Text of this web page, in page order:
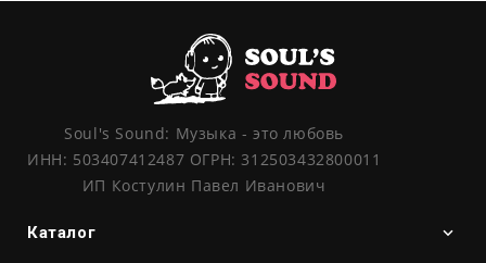
Soul's Sound: Музыка - это любовь
ИНН: 503407412487 ОГРН: 312503432800011
ИП Костулин Павел Иванович
Каталог